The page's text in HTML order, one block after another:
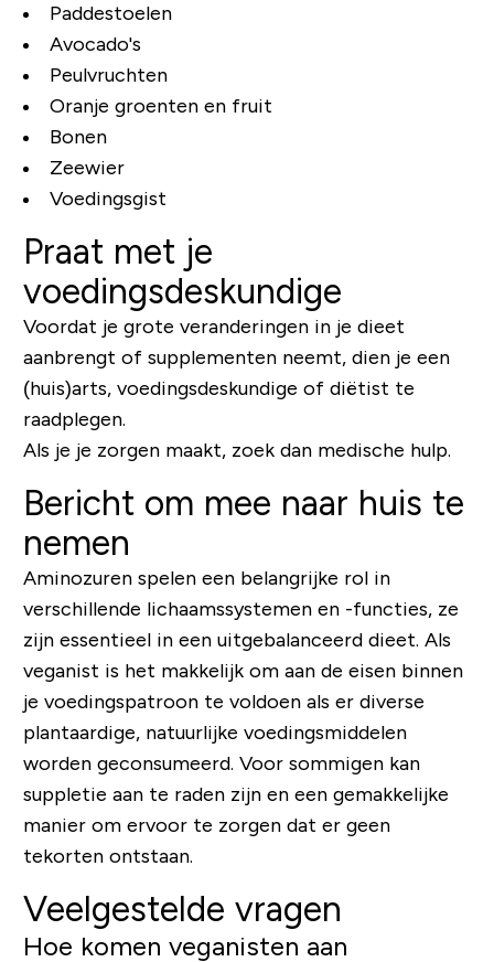
Paddestoelen
Avocado's
Peulvruchten
Oranje groenten en fruit
Bonen
Zeewier
Voedingsgist
Praat met je
voedingsdeskundige
Voordat je grote veranderingen in je dieet
aanbrengt of supplementen neemt, dien je een
(huis)arts, voedingsdeskundige of diëtist te
raadplegen.
Als je je zorgen maakt, zoek dan medische hulp.
Bericht om mee naar huis te
nemen
Aminozuren spelen een belangrijke rol in
verschillende lichaamssystemen en -functies, ze
zijn essentieel in een uitgebalanceerd dieet. Als
veganist is het makkelijk om aan de eisen binnen
je voedingspatroon te voldoen als er diverse
plantaardige, natuurlijke voedingsmiddelen
worden geconsumeerd. Voor sommigen kan
suppletie aan te raden zijn en een gemakkelijke
manier om ervoor te zorgen dat er geen
tekorten ontstaan.
Veelgestelde vragen
Hoe komen veganisten aan